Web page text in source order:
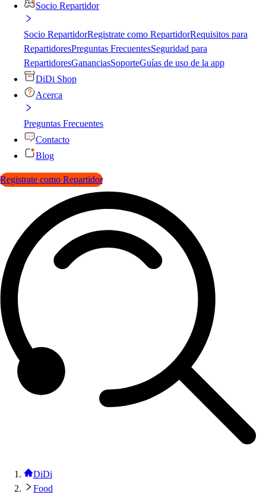
Socio Repartidor
Socio RepartidorRegistrate como RepartidorRequisitos para
RepartidoresPreguntas FrecuentesSeguridad para
RepartidoresGananciasSoporteGuías de uso de la app
DiDi Shop
Acerca
Preguntas Frecuentes
Contacto
Blog
Registrate como Repartidor
DiDi
Food